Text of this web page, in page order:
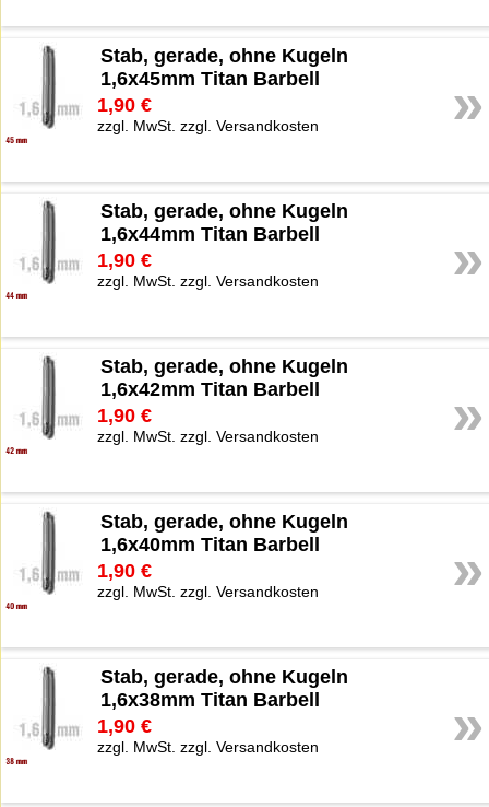
»
Stab, gerade, ohne Kugeln
1,6x45mm Titan Barbell
1,90 €
zzgl. MwSt. zzgl. Versandkosten
»
Stab, gerade, ohne Kugeln
1,6x44mm Titan Barbell
1,90 €
zzgl. MwSt. zzgl. Versandkosten
»
Stab, gerade, ohne Kugeln
1,6x42mm Titan Barbell
1,90 €
zzgl. MwSt. zzgl. Versandkosten
»
Stab, gerade, ohne Kugeln
1,6x40mm Titan Barbell
1,90 €
zzgl. MwSt. zzgl. Versandkosten
»
Stab, gerade, ohne Kugeln
1,6x38mm Titan Barbell
1,90 €
zzgl. MwSt. zzgl. Versandkosten